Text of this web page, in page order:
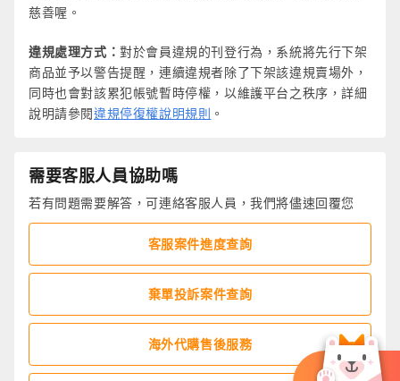
慈善喔。
違規處理方式：對於會員違規的刊登行為，系統將先行下架
商品並予以警告提醒，連續違規者除了下架該違規賣場外，
同時也會對該累犯帳號暫時停權，以維護平台之秩序，詳細
說明請參閱違規停復權說明規則 。
需要客服人員協助嗎
若有問題需要解答，可連絡客服人員，我們將儘速回覆您
客服案件進度查詢
棄單投訴案件查詢
海外代購售後服務